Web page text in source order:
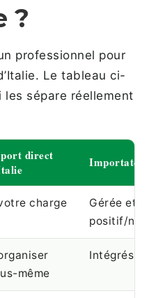
?
professionnel pour
Le tableau ci-
les sépare réellement
direct
Importateur
charge
Gérée et
positif/
même
Intégrés